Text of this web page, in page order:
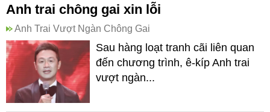
Anh trai chông gai xin lỗi
Anh Trai Vượt Ngàn Chông Gai
Sau hàng loạt tranh cãi liên quan
đến chương trình, ê-kíp Anh trai
vượt ngàn...